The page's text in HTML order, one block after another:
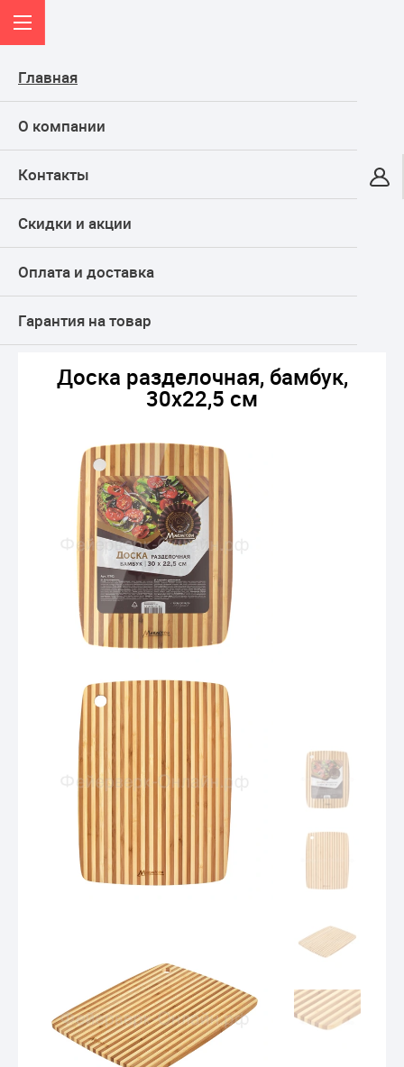
Главная
О компании
Контакты
Скидки и акции
Оплата и доставка
Гарантия на товар
Онлайн-гипермаркет
КАТАЛОГ
Инструменты для готовки
Доска разделочная, бамбук, 30х22,5 см
Доска разделочная, бамбук,
30х22,5 см